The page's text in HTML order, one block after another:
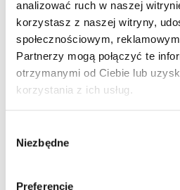
analizować ruch w naszej
korzystasz z naszej witryny,
społecznościowym,
Partnerzy mogą połączyć te
otrzymanymi od Ciebie lub
korzystania z ich usług.
zgody
Niezbędne
Preferencje
nieruchomości.
więcej